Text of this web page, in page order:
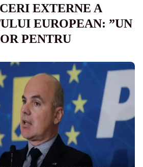
EXTERNE A
EUROPEAN: ”UN
PENTRU